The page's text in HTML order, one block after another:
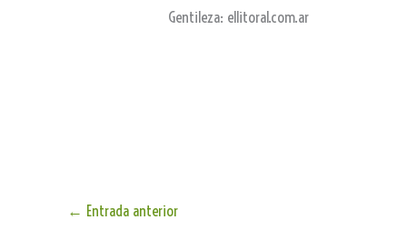
Gentileza: ellitoral.com.ar
← Entrada anterior